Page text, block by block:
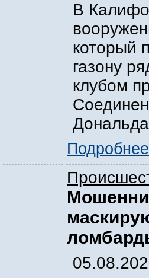
В
который
газону
клубом
Подробнее